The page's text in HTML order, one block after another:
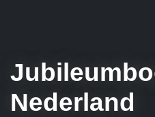
Nederland